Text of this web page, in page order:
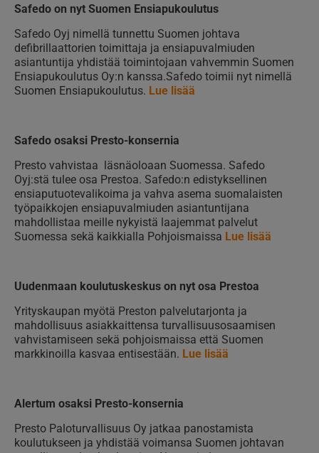
Safedo on nyt Suomen Ensiapukoulutus
Safedo Oyj nimellä tunnettu Suomen johtava
defibrillaattorien toimittaja ja ensiapuvalmiuden
asiantuntija yhdistää toimintojaan vahvemmin Suomen
Ensiapukoulutus Oy:n kanssa.Safedo toimii nyt nimellä
Suomen Ensiapukoulutus. Lue lisää
Safedo osaksi Presto-konsernia
Presto vahvistaa läsnäoloaan Suomessa. Safedo
Oyj:stä tulee osa Prestoa. Safedo:n edistyksellinen
ensiaputuotevalikoima ja vahva asema suomalaisten
työpaikkojen ensiapuvalmiuden asiantuntijana
mahdollistaa meille nykyistä laajemmat palvelut
Suomessa sekä kaikkialla Pohjoismaissa Lue lisää
Uudenmaan koulutuskeskus on nyt osa Prestoa
Yrityskaupan myötä Preston palvelutarjonta ja
mahdollisuus asiakkaittensa turvallisuusosaamisen
vahvistamiseen sekä pohjoismaissa että Suomen
markkinoilla kasvaa entisestään. Lue lisää
Alertum osaksi Presto-konsernia
Presto Paloturvallisuus Oy jatkaa panostamista
koulutukseen ja yhdistää voimansa Suomen johtavan